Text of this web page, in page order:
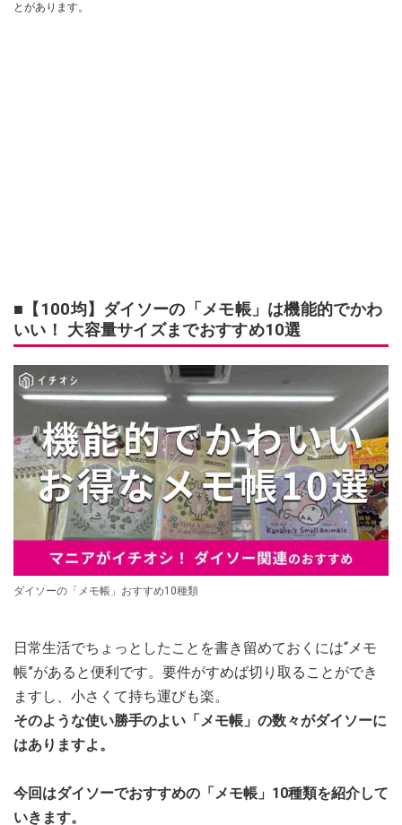
とがあります。
■【100均】ダイソーの「メモ帳」は機能的でかわ
いい！ 大容量サイズまでおすすめ10選
ダイソーの「メモ帳」おすすめ10種類
日常生活でちょっとしたことを書き留めておくには“メモ
帳”があると便利です。要件がすめば切り取ることができ
ますし、小さくて持ち運びも楽。
そのような使い勝手のよい「メモ帳」の数々がダイソーに
はありますよ。
今回はダイソーでおすすめの「メモ帳」10種類を紹介して
いきます。